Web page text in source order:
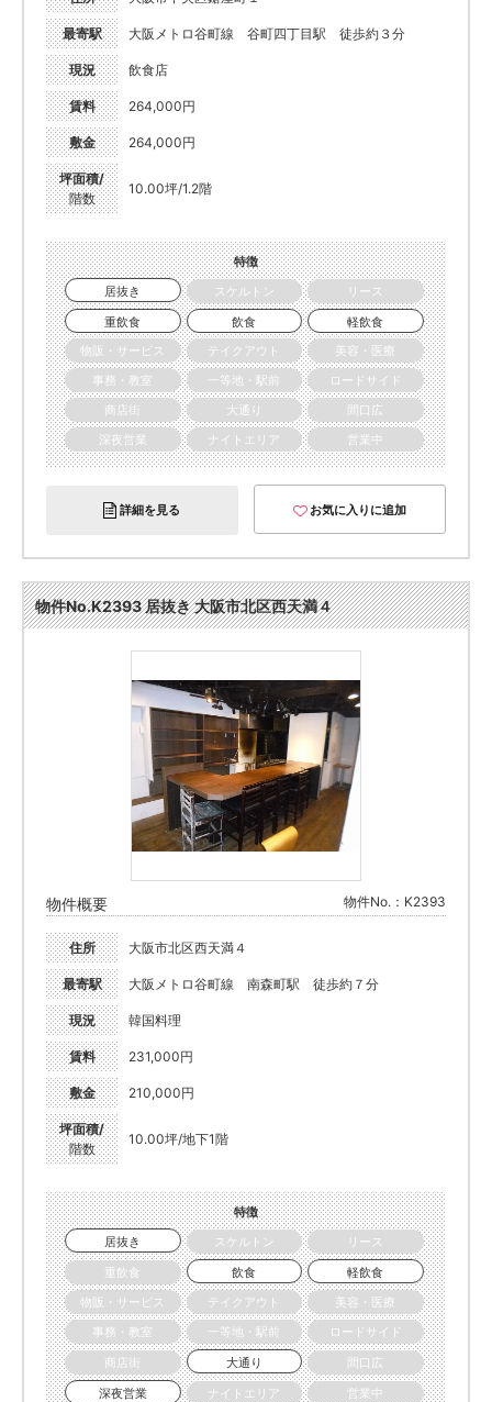
最寄駅 大阪メトロ谷町線 谷町四丁目駅 徒歩約３分
現況 飲食店
賃料 264,000円
敷金 264,000円
坪面積/
階数
10.00坪/1.2階
特徴
居抜き
スケルトン
リース
重飲食
飲食
軽飲食
物販・サービス
テイクアウト
美容・医療
事務・教室
一等地・駅前
ロードサイド
商店街
大通り
間口広
深夜営業
ナイトエリア 営業中
詳細を見る お気に入りに追加
物件No.K2393 居抜き 大阪市北区西天満４
物件概要 物件No.：K2393
住所 大阪市北区西天満４
最寄駅 大阪メトロ谷町線 南森町駅 徒歩約７分
現況 韓国料理
賃料 231,000円
敷金 210,000円
坪面積/
階数
10.00坪/地下1階
特徴
居抜き
スケルトン
リース
重飲食
飲食
軽飲食
物販・サービス
テイクアウト
美容・医療
事務・教室
一等地・駅前
ロードサイド
商店街
大通り
間口広
深夜営業
ナイトエリア 営業中